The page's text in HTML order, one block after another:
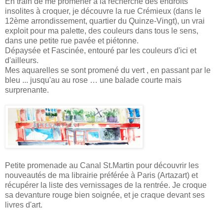
insolites à croquer, je découvre la rue Crémieux (dans le
12ème arrondissement, quartier du Quinze-Vingt), un vrai
exploit pour ma palette, des couleurs dans tous le sens,
dans une petite rue pavée et piétonne.
Dépaysée et Fascinée, entouré par les couleurs d'ici et
d'ailleurs.
Mes aquarelles se sont promené du vert , en passant par le
bleu ... jusqu'au au rose … une balade courte mais
surprenante.
Petite promenade au Canal St.Martin pour découvrir les
nouveautés de ma librairie préférée à Paris (Artazart) et
récupérer la liste des vernissages de la rentrée. Je croque
sa devanture rouge bien soignée, et je craque devant ses
livres d'art.